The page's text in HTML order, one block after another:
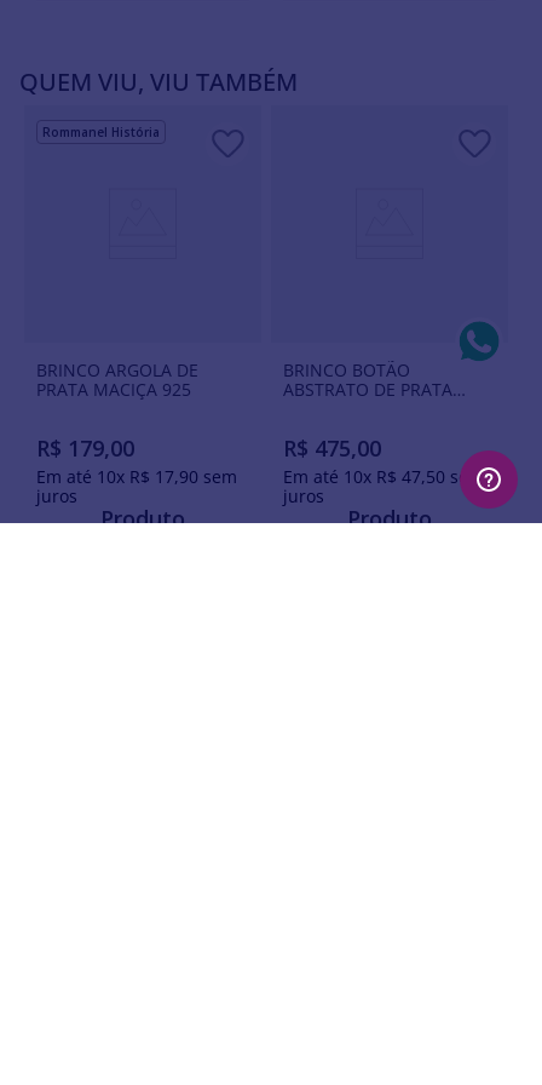
QUEM VIU, VIU TAMBÉM
Rommanel História
BRINCO ARGOLA DE
PRATA MACIÇA 925
R$ 179,00
Em até 10x R$ 17,90 sem
juros
Produto
BRINCO BOTÃO
ABSTRATO DE PRATA
R$ 475,00
Em até 10x R$ 47,50 sem
juros
Produto